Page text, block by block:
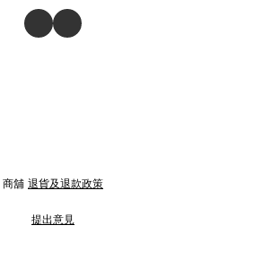
商舖 退貨及退款政策
提出意見